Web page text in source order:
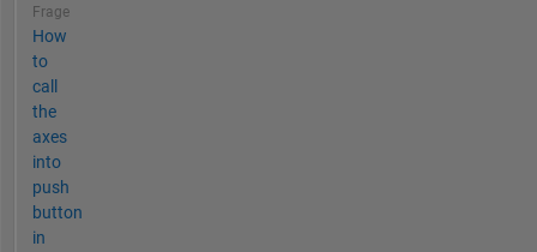
Frage
How
to
call
the
axes
into
push
button
in